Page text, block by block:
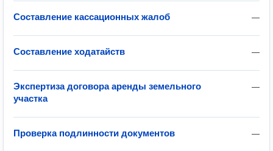
—
Составление кассационных жалоб
—
Составление ходатайств
—
Экспертиза договора аренды земельного
участка
—
Проверка подлинности документов